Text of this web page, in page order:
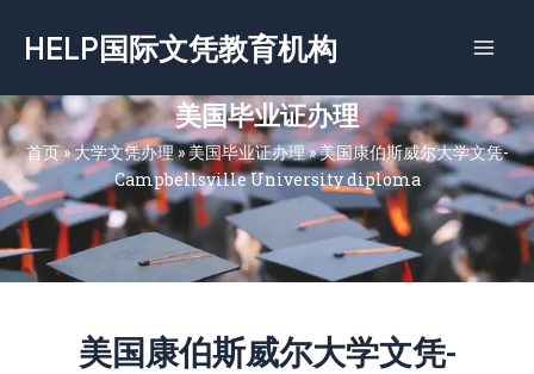
容
HELP国际文凭教育机构
美国毕业证办理
首页»大学文凭办理»美国毕业证办理»美国康伯斯威尔大学文凭-
Campbellsville University diploma
美国康伯斯威尔大学文凭-